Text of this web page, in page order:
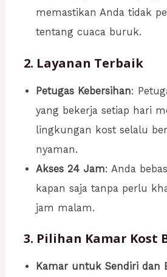
memastikan Anda tidak
tentang cuaca buruk.
2. Layanan Terbaik
Petugas Kebersihan:
yang bekerja setiap hari
lingkungan kost selalu
nyaman.
Akses 24 Jam: Anda
kapan saja tanpa perlu
jam malam.
3. Pilihan Kamar Kost
Kamar untuk Sendiri dan